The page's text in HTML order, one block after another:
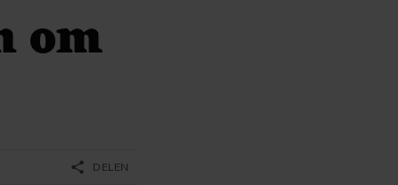
om
share DELEN